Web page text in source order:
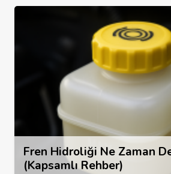
Fren Hidroliği Ne Zaman
(Kapsamlı Rehber)